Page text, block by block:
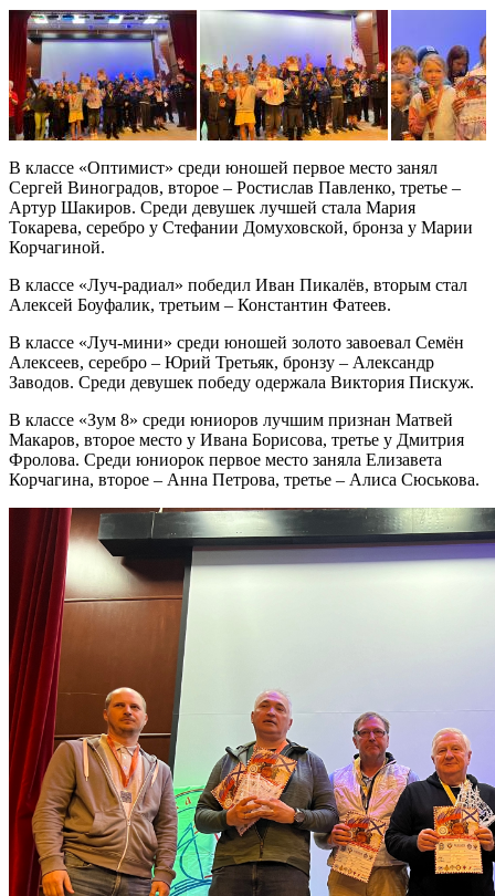
В классе «Оптимист» среди юношей первое место занял
Сергей Виноградов, второе – Ростислав Павленко, третье –
Артур Шакиров. Среди девушек лучшей стала Мария
Токарева, серебро у Стефании Домуховской, бронза у Марии
Корчагиной.
В классе «Луч-радиал» победил Иван Пикалёв, вторым стал
Алексей Боуфалик, третьим – Константин Фатеев.
В классе «Луч-мини» среди юношей золото завоевал Семён
Алексеев, серебро – Юрий Третьяк, бронзу – Александр
Заводов. Среди девушек победу одержала Виктория Пискуж.
В классе «Зум 8» среди юниоров лучшим признан Матвей
Макаров, второе место у Ивана Борисова, третье у Дмитрия
Фролова. Среди юниорок первое место заняла Елизавета
Корчагина, второе – Анна Петрова, третье – Алиса Сюськова.